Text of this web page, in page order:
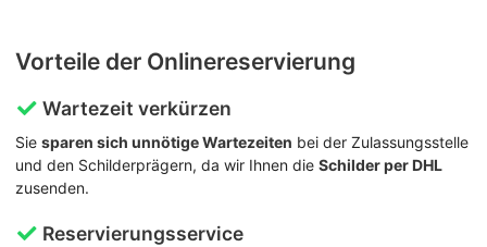
Vorteile der Onlinereservierung
Wartezeit verkürzen
Sie sparen sich unnötige Wartezeiten bei der Zulassungsstelle
und den Schilderprägern, da wir Ihnen die Schilder per DHL
zusenden.
Reservierungsservice